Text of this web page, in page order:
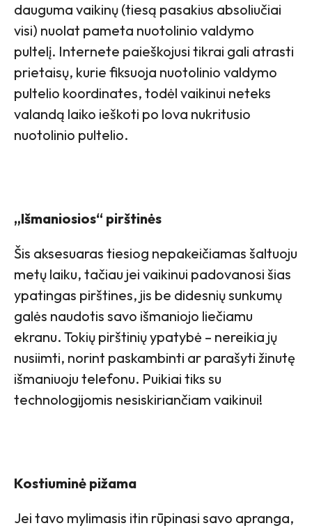
dauguma vaikinų (tiesą pasakius absoliučiai
visi) nuolat pameta nuotolinio valdymo
pultelį. Internete paieškojusi tikrai gali atrasti
prietaisų, kurie fiksuoja nuotolinio valdymo
pultelio koordinates, todėl vaikinui neteks
valandą laiko ieškoti po lova nukritusio
nuotolinio pultelio.
„Išmaniosios“ pirštinės
Šis aksesuaras tiesiog nepakeičiamas šaltuoju
metų laiku, tačiau jei vaikinui padovanosi šias
ypatingas pirštines, jis be didesnių sunkumų
galės naudotis savo išmaniojo liečiamu
ekranu. Tokių pirštinių ypatybė – nereikia jų
nusiimti, norint paskambinti ar parašyti žinutę
išmaniuoju telefonu. Puikiai tiks su
technologijomis nesiskiriančiam vaikinui!
Kostiuminė pižama
Jei tavo mylimasis itin rūpinasi savo apranga,